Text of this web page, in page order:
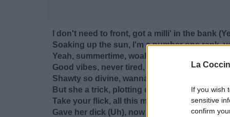
La
If you wish
sensitive
confirm
I don't need to front, got a milli' in the bank
Soaking up the sun, I'm a number one rank,
Yeah, summertime, woah
Good vibes, never tired, I'ma keep my shine
Shawty so divine, wanna make her mine
But she a trick, plotting on me 'cause I'm rich
Take your flick, all this money on me stick
Gave her dick (Uh), now she walking 'round